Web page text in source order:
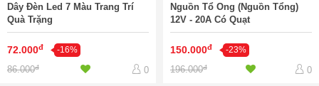
Dây Đèn Led 7 Màu Trang Trí
Quà Trặng
72.000đ -16%
86.000đ 0
Nguồn Tổ Ong (Nguồn Tổng)
12V - 20A Có Quạt
150.000đ -23%
196.000đ 0